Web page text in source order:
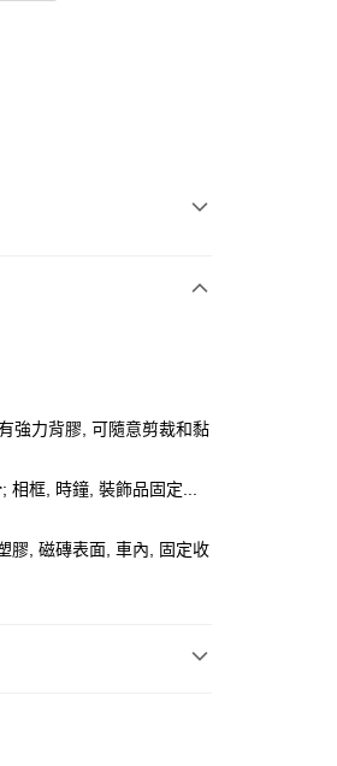
強力背膠, 可隨意剪裁和黏
相框, 時鐘, 裝飾品固定...
膠, 磁磚表面, 車內, 固定收